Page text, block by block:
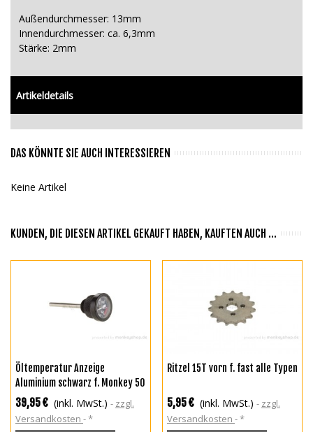
Außendurchmesser: 13mm
Innendurchmesser: ca. 6,3mm
Stärke: 2mm
Artikeldetails
DAS KÖNNTE SIE AUCH INTERESSIEREN
Keine Artikel
KUNDEN, DIE DIESEN ARTIKEL GEKAUFT HABEN, KAUFTEN AUCH ...
Öltemperatur Anzeige
Aluminium schwarz f. Monkey 50
+ Gorilla + Dax + SS50 + CB CY XL
50 + MSX JC61 2013 - 2016
39,95 € (inkl. MwSt.)
zzgl.
Versandkosten
*
Ritzel 15T vorn f. fast alle Typen
5,95 € (inkl. MwSt.)
zzgl.
Versandkosten
*